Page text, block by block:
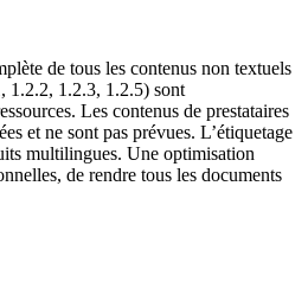
de tous les contenus non textuels
1.2.2, 1.2.3, 1.2.5) sont
Les contenus de prestataires
et ne sont pas prévues. L’étiquetage
multilingues. Une optimisation
de rendre tous les documents